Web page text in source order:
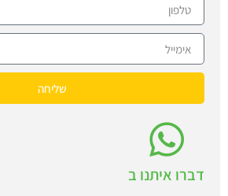
שליחה
דברו איתנו ב